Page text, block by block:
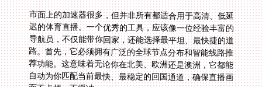
市面上的加速器很多，但并非所有都适合用于高清、低延
迟的体育直播。一个优秀的工具，应该像一位经验丰富的
导航员，不仅能带你回家，还能选择最平坦、最快捷的道
路。首先，它必须拥有广泛的全球节点分布和智能线路推
荐功能。这意味着无论你在北美、欧洲还是澳洲，它都能
自动为你匹配当前最快、最稳定的回国通道，确保直播画